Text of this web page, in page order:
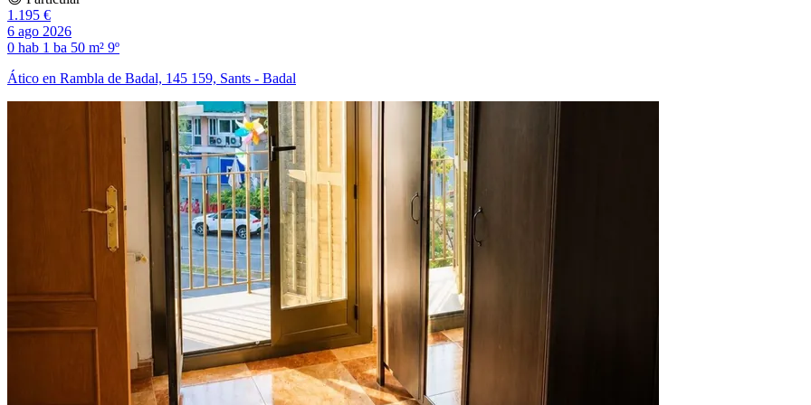
1.195 €
6 ago 2026
0 hab 1 ba 50 m² 9º
Ático en Rambla de Badal, 145 159, Sants - Badal